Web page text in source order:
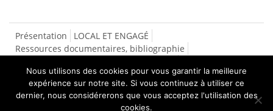
Présentation
LOCAL ET ENGAGÉ
Ressources documentaires, bibliographie
CONTACTS/INSCRIPTIONS LES RECETTES
NOS PRODUCTEURS
ASPERGES
Nous utilisons des cookies pour vous garantir la meilleure
expérience sur notre site. Si vous continuez à utiliser ce
dernier, nous considérerons que vous acceptez l'utilisation des
cookies.